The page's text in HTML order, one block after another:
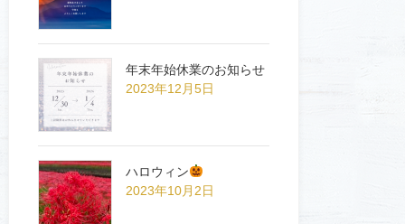
年末年始休業のお知らせ
2023年12月5日
ハロウィン
2023年10月2日